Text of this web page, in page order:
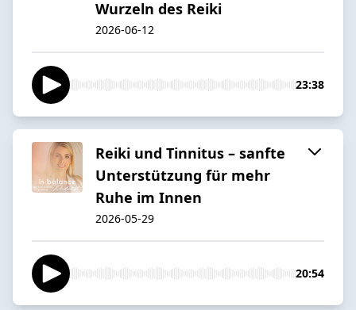
Wurzeln des Reiki
2026-06-12
23:38
Reiki und Tinnitus – sanfte
Unterstützung für mehr
Ruhe im Innen
2026-05-29
20:54